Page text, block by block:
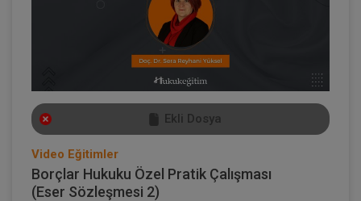
Ekli Dosya
Video Eğitimler
Borçlar Hukuku Özel Pratik Çalışması
(Eser Sözleşmesi 2)